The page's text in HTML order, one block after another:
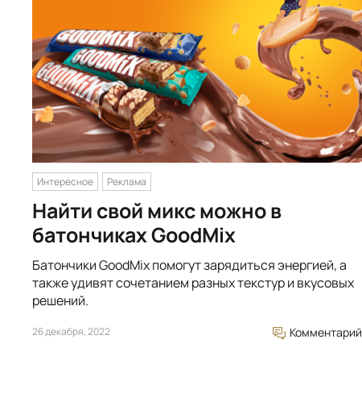
Интересное Реклама
Найти свой микс можно в
батончиках GoodMix
Батончики GoodMix помогут зарядиться энергией, а
также удивят сочетанием разных текстур и вкусовых
решений.
26 декабря, 2022 Комментарий